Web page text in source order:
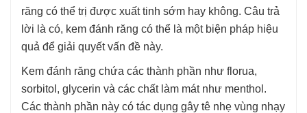
răng có thể trị được xuất tinh sớm hay không. Câu trả
lời là có, kem đánh răng có thể là một biện pháp hiệu
quả để giải quyết vấn đề này.
Kem đánh răng chứa các thành phần như florua,
sorbitol, glycerin và các chất làm mát như menthol.
Các thành phần này có tác dụng gây tê nhẹ vùng nhạy